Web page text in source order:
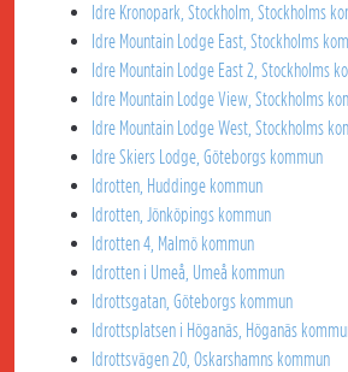
Idre Kronopark, Stockholm, Stockholms
Idre Mountain Lodge East, Stockholms
Idre Mountain Lodge East 2, Stockholms
Idre Mountain Lodge View, Stockholms
Idre Mountain Lodge West, Stockholms
Idre Skiers Lodge, Göteborgs kommun
Idrotten, Huddinge kommun
Idrotten, Jönköpings kommun
Idrotten 4, Malmö kommun
Idrotten i Umeå, Umeå kommun
Idrottsgatan, Göteborgs kommun
Idrottsplatsen i Höganäs, Höganäs
Idrottsvägen 20, Oskarshamns kommun